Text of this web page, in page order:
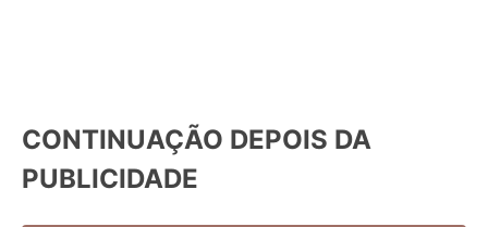
CONTINUAÇÃO DEPOIS DA
PUBLICIDADE